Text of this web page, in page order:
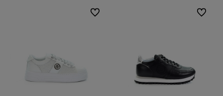
Do ulubionych Do